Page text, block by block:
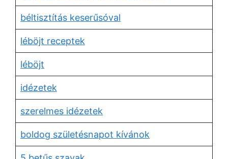
béltisztítás keserűsóval
léböjt receptek
léböjt
idézetek
szerelmes idézetek
boldog születésnapot kívánok